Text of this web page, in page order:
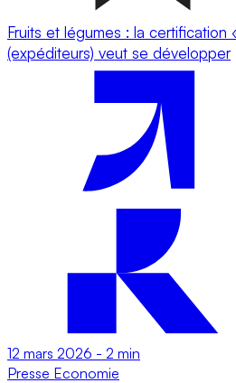
Fruits et légumes : la certification
(expéditeurs) veut se développer
12 mars 2026 - 2 min
Presse Economie